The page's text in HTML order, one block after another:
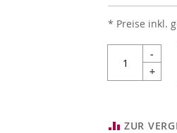
* Preise inkl.
-
+
ZUR